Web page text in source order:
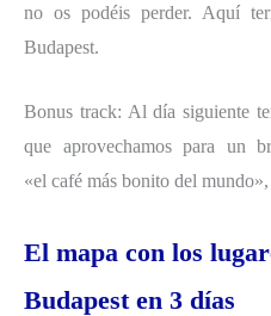
no os podéis perder. Aquí
Budapest.
Bonus track: Al día siguiente
que aprovechamos para un
«el café más bonito del
El mapa con los
Budapest en 3 días